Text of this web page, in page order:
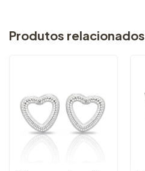
Produtos relacionados